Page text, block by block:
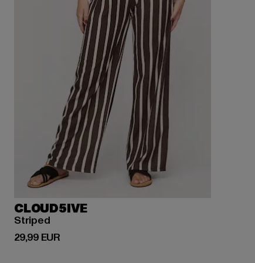
CLOUD5IVE
Striped
29,99 EUR
Prix courant: 29,99 EUR